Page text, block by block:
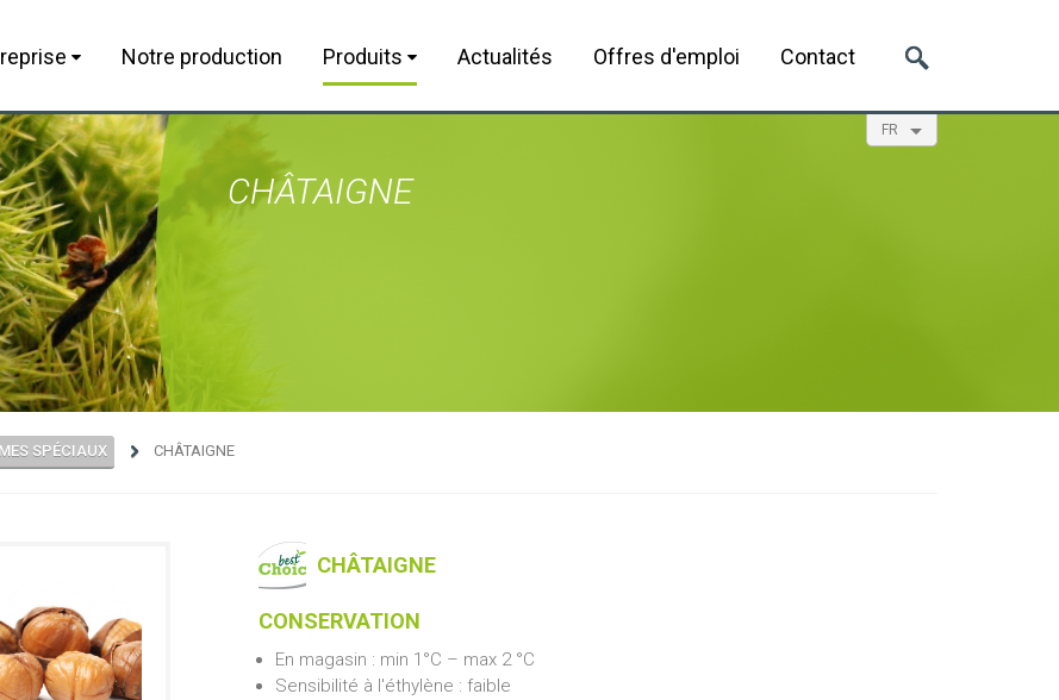
Notre production Produits Actualités Offres d'emploi Contact
FR
CHÂTAIGNE
SPÉCIAUX CHÂTAIGNE
CHÂTAIGNE
CONSERVATION
En magasin : min 1°C – max 2 °C
Sensibilité à l'éthylène : faible